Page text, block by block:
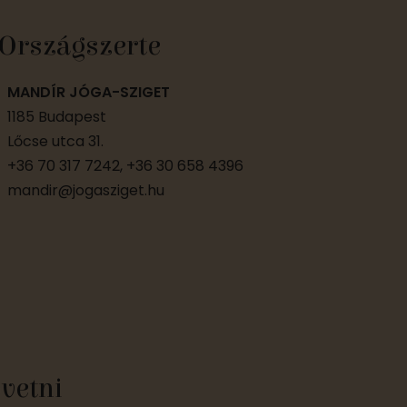
MANDÍR JÓGA-SZIGET
1185 Budapest
Lőcse utca 31.
+36 70 317 7242, +36 30 658 4396
mandir@jogasziget.hu